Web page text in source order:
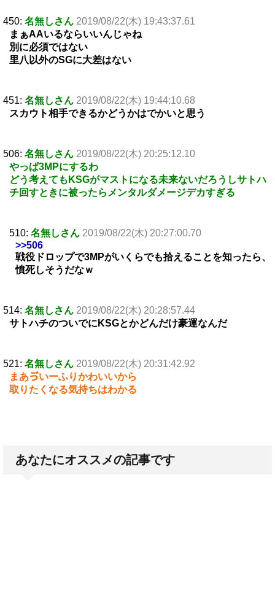
450: 名無しさん 2019/08/22(木) 19:43:37.61
まぁAAいるならいいんじゃね
別に必須ではない
里八以外のSGに大差はない
451: 名無しさん 2019/08/22(木) 19:44:10.68
スカウト相手できるかどうかはでかいと思う
506: 名無しさん 2019/08/22(木) 20:25:12.10
やっぱ3MPにするわ
どう考えてもKSGがマストになる未来ないだろうしサトハ
チ回すときに被ったらメンタルダメージデカすぎる
510: 名無しさん 2019/08/22(木) 20:27:00.70
>>506
戦役ドロップで3MPがいくらでも拾えることを知ったら、
憤死しそうだなｗ
514: 名無しさん 2019/08/22(木) 20:28:57.44
サトハチのついでにKSGとかどんだけ豪運なんだ
521: 名無しさん 2019/08/22(木) 20:31:42.92
まあゔいーふりかわいいから
取りたくなる気持ちはわかる
あなたにオススメの記事です